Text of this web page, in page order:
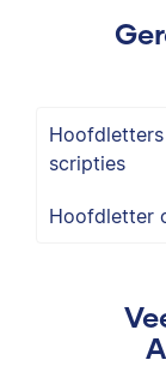
scripties
Hoofdletter